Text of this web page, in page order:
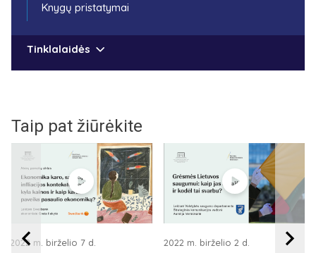
Knygų pristatymai
Tinklalaidės
Taip pat žiūrėkite
2022 m. birželio 7 d. 2022 m. birželio 2 d.